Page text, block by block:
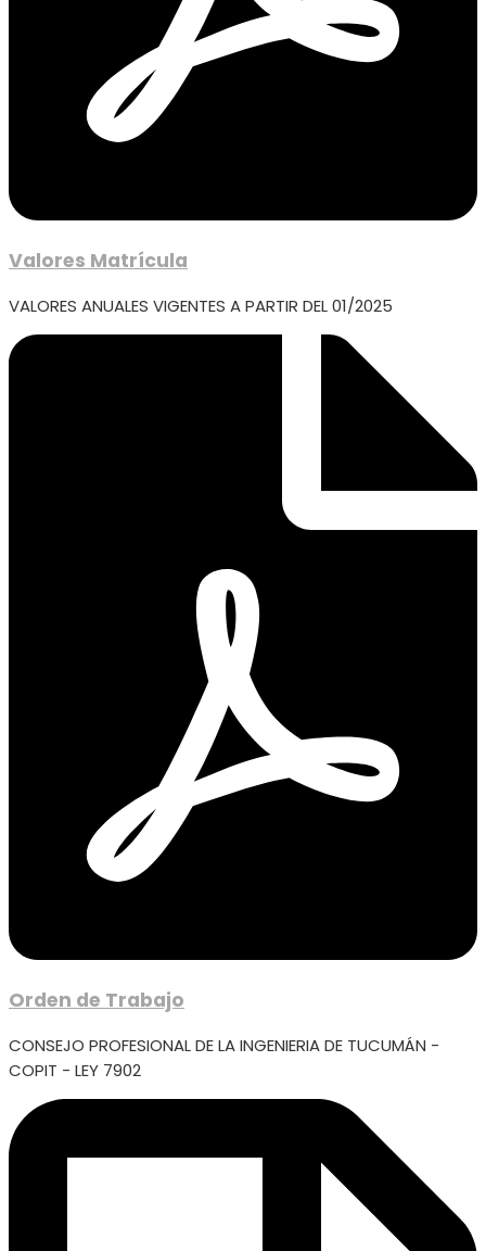
Valores Matrícula
VALORES ANUALES VIGENTES A PARTIR DEL 01/2025
Orden de Trabajo
CONSEJO PROFESIONAL DE LA INGENIERIA DE TUCUMÁN -
COPIT - LEY 7902